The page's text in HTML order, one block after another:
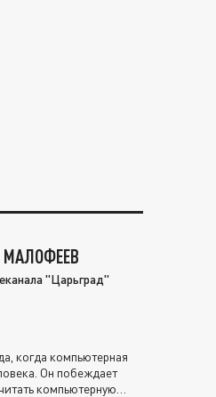
МАЛОФЕЕВ
"Царьград"
когда компьютерная
Он побеждает
компьютерную